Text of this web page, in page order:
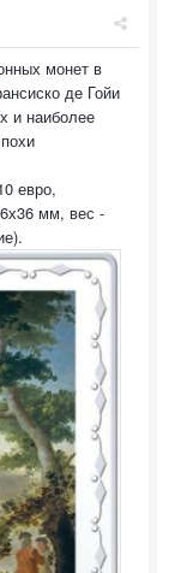
монет в
де Гойи
и наиболее
евро,
мм, вес -